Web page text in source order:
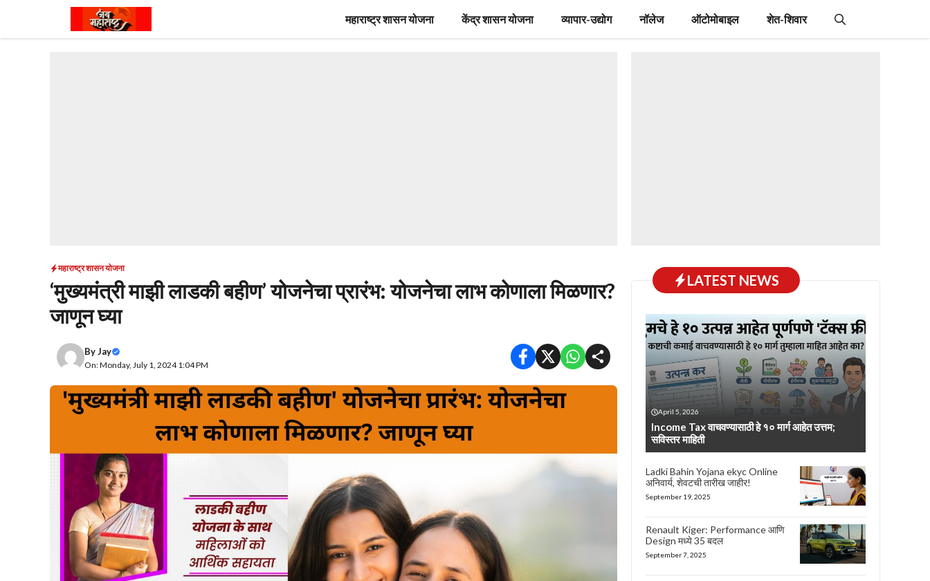
content
महाराष्ट्र शासन योजना केंद्र शासन योजना व्यापार-उद्योग नॉलेज ऑटोमोबाइल शेत-शिवार
महाराष्ट्र शासन योजना
‘मुख्यमंत्री माझी लाडकी बहीण’ योजनेचा प्रारंभ: योजनेचा लाभ कोणाला मिळणार?
जाणून घ्या
ByJay
On: Monday, July 1, 2024 1:04 PM
LATEST NEWS
April 5, 2026
Income Tax वाचवण्यासाठी हे १० मार्ग आहेत उत्तम;
सविस्तर माहिती
Ladki Bahin Yojana ekyc Online
अनिवार्य, शेवटची तारीख जाहीर!
September 19, 2025
Renault Kiger: Performance आणि
Design मध्ये 35 बदल
September 7, 2025